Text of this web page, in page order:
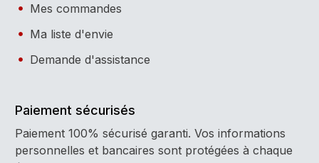
Mes commandes
Ma liste d'envie
Demande d'assistance
Paiement sécurisés
Paiement 100% sécurisé garanti. Vos informations
personnelles et bancaires sont protégées à chaque